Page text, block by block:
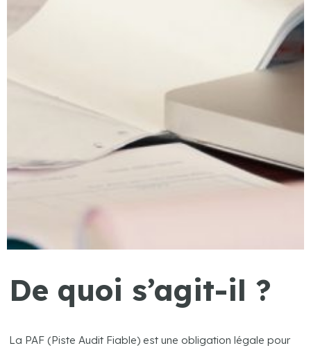
De quoi s’agit-il ?
La PAF (Piste Audit Fiable) est une obligation légale pour